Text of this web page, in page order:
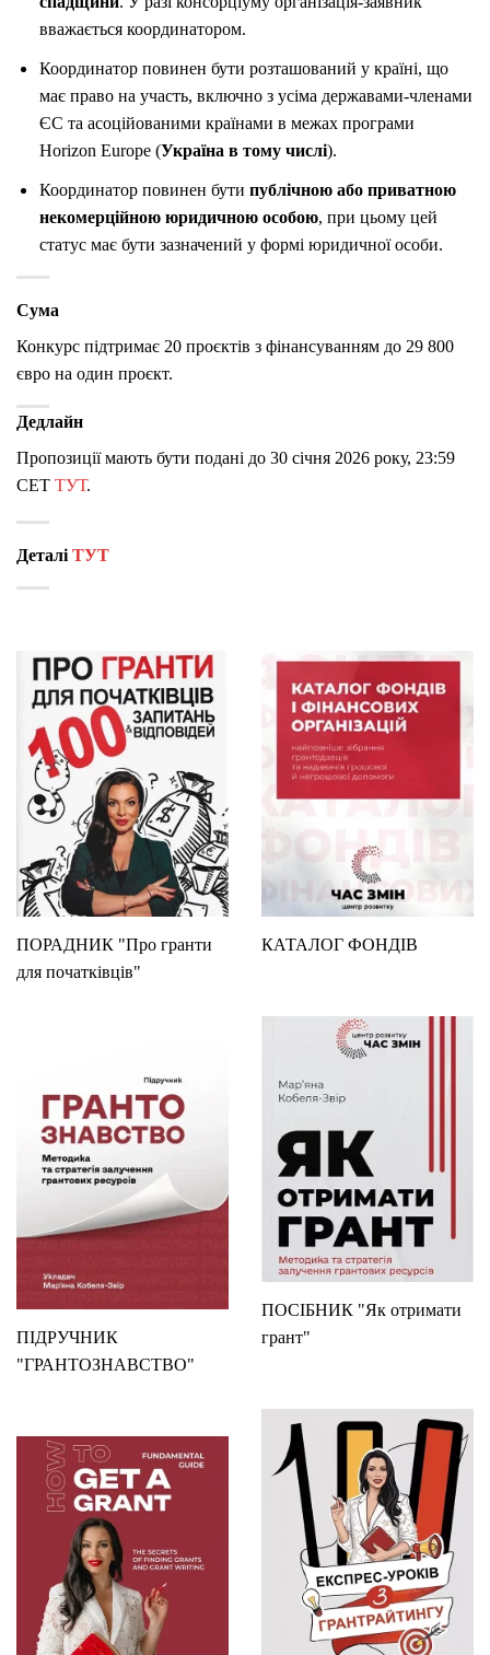
вважається координатором.
Координатор повинен бути розташований у країні, що
має право на участь, включно з усіма державами-членами
ЄС та асоційованими країнами в межах програми
Horizon Europe (Україна в тому числі).
Координатор повинен бути публічною або приватною
некомерційною юридичною особою, при цьому цей
статус має бути зазначений у формі юридичної особи.
Сума
Конкурс підтримає 20 проєктів з фінансуванням до 29 800
євро на один проєкт.
Дедлайн
Пропозиції мають бути подані до 30 січня 2026 року, 23:59
CET ТУТ.
ДеталіТУТ
ПОРАДНИК "Про гранти
для початківців"
КАТАЛОГ ФОНДІВ
ПОСІБНИК "Як отримати
грант"
ПІДРУЧНИК
"ГРАНТОЗНАВСТВО"